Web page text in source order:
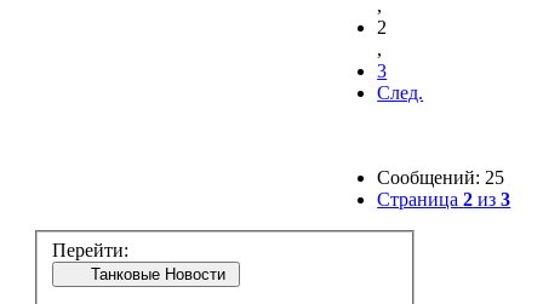
,
2
,
3
След.
Сообщений: 25
Страница2 из3
Перейти:
Танковые Новости